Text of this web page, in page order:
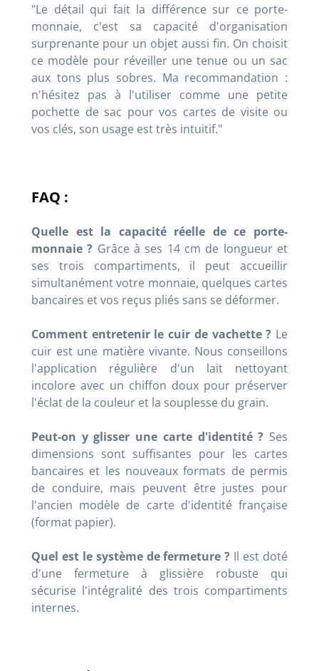
"Le détail qui fait la différence sur ce porte-
monnaie, c'est sa capacité d'organisation
surprenante pour un objet aussi fin. On choisit
ce modèle pour réveiller une tenue ou un sac
aux tons plus sobres. Ma recommandation :
n'hésitez pas à l'utiliser comme une petite
pochette de sac pour vos cartes de visite ou
vos clés, son usage est très intuitif."
FAQ :
Quelle est la capacité réelle de ce porte-
monnaie ? Grâce à ses 14 cm de longueur et
ses trois compartiments, il peut accueillir
simultanément votre monnaie, quelques cartes
bancaires et vos reçus pliés sans se déformer.
Comment entretenir le cuir de vachette ? Le
cuir est une matière vivante. Nous conseillons
l'application régulière d'un lait nettoyant
incolore avec un chiffon doux pour préserver
l'éclat de la couleur et la souplesse du grain.
Peut-on y glisser une carte d'identité ? Ses
dimensions sont suffisantes pour les cartes
bancaires et les nouveaux formats de permis
de conduire, mais peuvent être justes pour
l'ancien modèle de carte d'identité française
(format papier).
Quel est le système de fermeture ? Il est doté
d'une fermeture à glissière robuste qui
sécurise l'intégralité des trois compartiments
internes.